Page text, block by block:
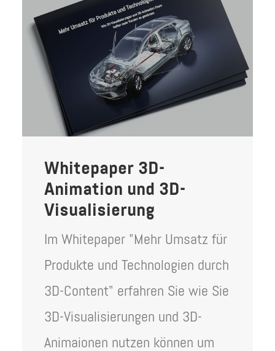
Whitepaper 3D-
Animation und 3D-
Visualisierung
Im Whitepaper "Mehr Umsatz für
Produkte und Technologien durch
3D-Content" erfahren Sie wie Sie
3D-Visualisierungen und 3D-
Animaionen nutzen können um